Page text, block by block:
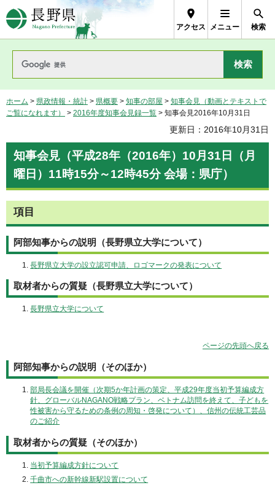
長野県Nagano Prefecture
アクセス メニュー 検索
ホーム > 県政情報・統計 > 県概要 > 知事の部屋 > 知事会見（動画とテキストで
ご覧になれます）
> 2016年度知事会見録一覧 > 知事会見2016年10月31日
更新日：2016年10月31日
知事会見（平成28年（2016年）10月31日（月
曜日）11時15分～12時45分 会場：県庁）
項目
阿部知事からの説明（長野県立大学について）
長野県立大学の設立認可申請、ロゴマークの発表について
取材者からの質疑（長野県立大学について）
長野県立大学について
ページの先頭へ戻る
阿部知事からの説明（そのほか）
部局長会議を開催（次期5か年計画の策定、平成29年度当初予算編成方
針、グローバルNAGANO戦略プラン、ベトナム訪問を終えて、子どもを
性被害から守るための条例の周知・啓発について）、信州の伝統工芸品
のご紹介
取材者からの質疑（そのほか）
当初予算編成方針について
千曲市への新幹線新駅設置について